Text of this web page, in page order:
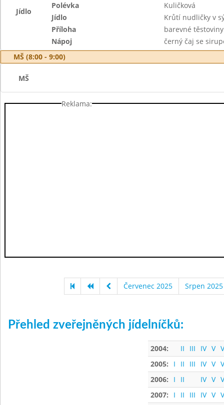
Jídlo
Polévka
Kuličková
Jídlo
Krůtí nudličky v
Příloha
barevné těstoviny
Nápoj
černý čaj se
MŠ (8:00 - 9:00)
MŠ
Reklama:
Červenec 2025 Srpen 2025
Přehled zveřejněných jídelníčků:
2004: II III IV V
2005:
I II III IV V
2006:
I II IV V
2007:
I II III IV V